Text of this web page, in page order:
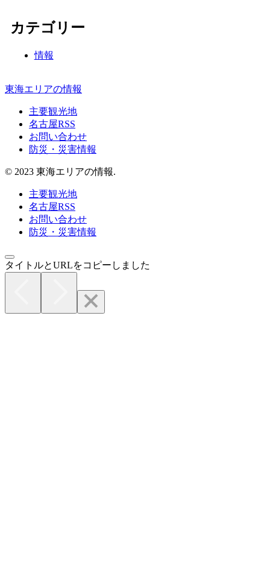
カテゴリー
情報
東海エリアの情報
主要観光地
名古屋RSS
お問い合わせ
防災・災害情報
© 2023 東海エリアの情報.
主要観光地
名古屋RSS
お問い合わせ
防災・災害情報
タイトルとURLをコピーしました